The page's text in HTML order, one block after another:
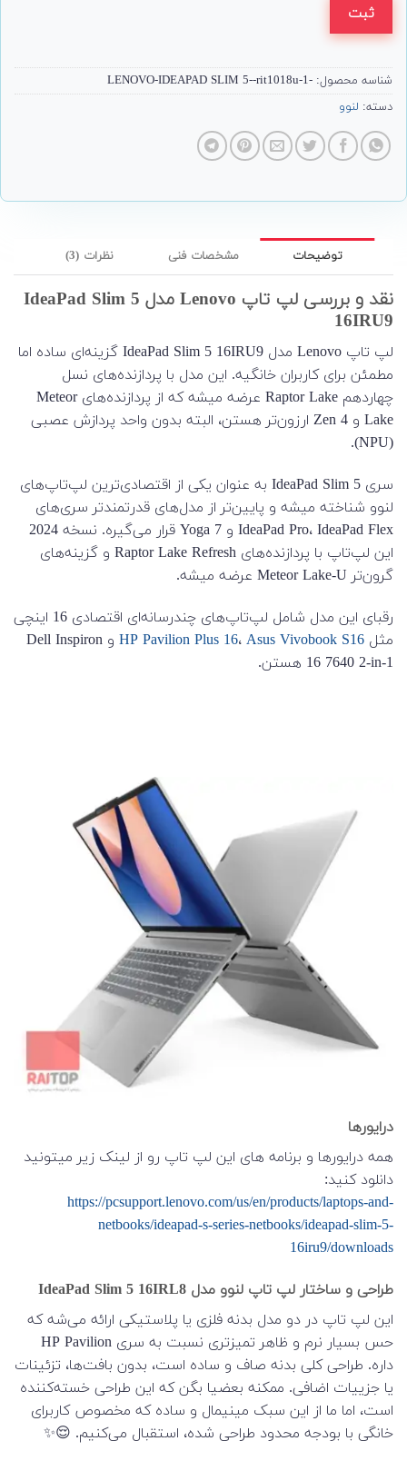
ثبت
شناسه محصول: -LENOVO-IDEAPAD SLIM 5--rit1018u-1
دسته: لنوو
توضیحات مشخصات فنی نظرات (3)
نقد و بررسی لپ تاپ Lenovo مدل IdeaPad Slim 5
16IRU9
لپ تاپ Lenovo مدل IdeaPad Slim 5 16IRU9 گزینه‌ای ساده اما
مطمئن برای کاربران خانگیه. این مدل با پردازنده‌های نسل
چهاردهم Raptor Lake عرضه میشه که از پردازنده‌های Meteor
Lake و Zen 4 ارزون‌تر هستن، البته بدون واحد پردازش عصبی
(NPU).
سری IdeaPad Slim 5 به عنوان یکی از اقتصادی‌ترین لپ‌تاپ‌های
لنوو شناخته میشه و پایین‌تر از مدل‌های قدرتمندتر سری‌های
IdeaPad Pro، IdeaPad Flex و Yoga 7 قرار می‌گیره. نسخه 2024
این لپ‌تاپ با پردازنده‌های Raptor Lake Refresh و گزینه‌های
گرون‌تر Meteor Lake-U عرضه میشه.
رقبای این مدل شامل لپ‌تاپ‌های چندرسانه‌ای اقتصادی 16 اینچی
مثل
HP Pavilion Plus 16، Asus Vivobook S16
و Dell Inspiron
16 7640 2-in-1 هستن.
درایورها
همه درایورها و برنامه های این لپ تاپ رو از لینک زیر میتونید
دانلود کنید:
https://pcsupport.lenovo.com/us/en/products/laptops-and-
netbooks/ideapad-s-series-netbooks/ideapad-slim-5-
16iru9/downloads
طراحی و ساختار لپ تاپ لنوو مدل IdeaPad Slim 5 16IRL8
این لپ تاپ در دو مدل بدنه فلزی یا پلاستیکی ارائه می‌شه که
حس بسیار نرم و ظاهر تمیزتری نسبت به سری HP Pavilion
داره. طراحی کلی بدنه صاف و ساده است، بدون بافت‌ها، تزئینات
یا جزییات اضافی. ممکنه بعضیا بگن که این طراحی خسته‌کننده
است، اما ما از این سبک مینیمال و ساده که مخصوص کاربرای
خانگی با بودجه محدود طراحی شده، استقبال می‌کنیم. 😌✨